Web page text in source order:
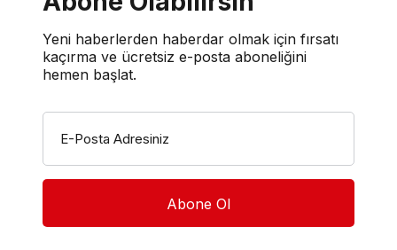
Yeni haberlerden haberdar olmak için fırsatı
kaçırma ve ücretsiz e-posta aboneliğini
hemen başlat.
E-Posta Adresiniz